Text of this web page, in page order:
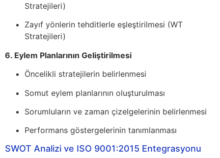
Stratejileri)
Zayıf yönlerin tehditlerle eşleştirilmesi (WT
Stratejileri)
6. Eylem Planlarının Geliştirilmesi
Öncelikli stratejilerin belirlenmesi
Somut eylem planlarının oluşturulması
Sorumluların ve zaman çizelgelerinin belirlenmesi
Performans göstergelerinin tanımlanması
SWOT Analizi ve ISO 9001:2015 Entegrasyonu